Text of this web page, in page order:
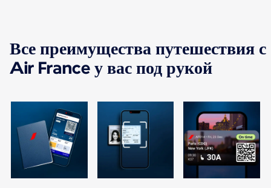
появилось множество
новых функций
С приложением Air France управляйте своей
поездкой — от покупки билета до прибытия в
пункт назначения.
Все преимущества путешествия с
Air France у вас под рукой